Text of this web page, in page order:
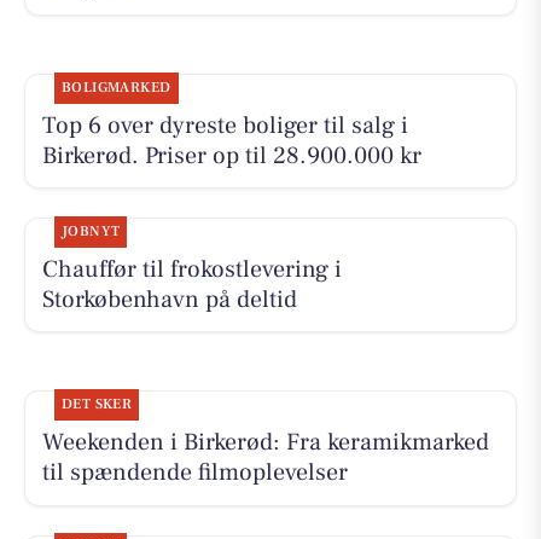
BOLIGMARKED
Top 6 over dyreste boliger til salg i
Birkerød. Priser op til 28.900.000 kr
JOBNYT
Chauffør til frokostlevering i
Storkøbenhavn på deltid
DET SKER
Weekenden i Birkerød: Fra keramikmarked
til spændende filmoplevelser